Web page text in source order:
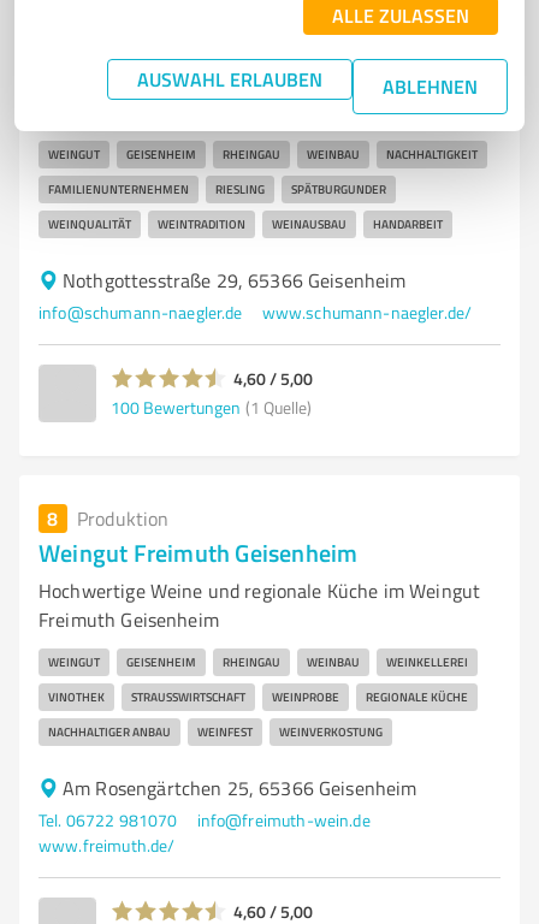
ALLE ZULASSEN
AUSWAHL ERLAUBEN ABLEHNEN
Weingut Schumann-Nägler - Geisenheim
Weingut Schumann-Nägler - Traditionelle Weine aus
WEINGUT GEISENHEIM RHEINGAU WEINBAU NACHHALTIGKEIT
FAMILIENUNTERNEHMEN RIESLING SPÄTBURGUNDER
WEINQUALITÄT WEINTRADITION WEINAUSBAU HANDARBEIT
Nothgottesstraße 29, 65366 Geisenheim
info@schumann-naegler.de www.schumann-naegler.de/
4,60 / 5,00
100 Bewertungen (1 Quelle)
8 Produktion
Weingut Freimuth Geisenheim
Hochwertige Weine und regionale Küche im Weingut
Freimuth Geisenheim
WEINGUT GEISENHEIM RHEINGAU WEINBAU WEINKELLEREI
VINOTHEK STRAUSSWIRTSCHAFT WEINPROBE REGIONALE KÜCHE
NACHHALTIGER ANBAU WEINFEST WEINVERKOSTUNG
Am Rosengärtchen 25, 65366 Geisenheim
Tel. 06722 981070
info@freimuth-wein.de
www.freimuth.de/
4,60 / 5,00